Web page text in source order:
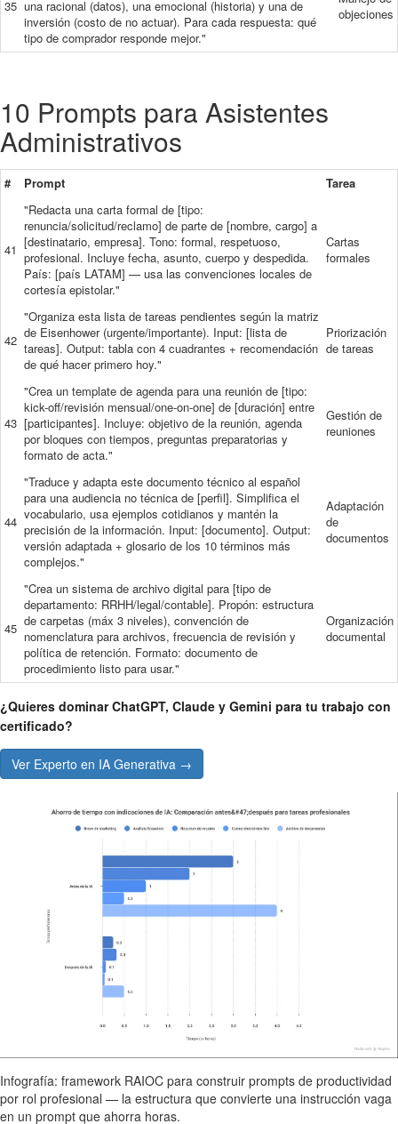
35 una racional (datos), una emocional (historia) y una de
inversión (costo de no actuar). Para cada respuesta: qué
tipo de comprador responde mejor."
objeciones
10 Prompts para Asistentes
Administrativos
# Prompt Tarea
41
"Redacta una carta formal de [tipo:
renuncia/solicitud/reclamo] de parte de [nombre, cargo] a
[destinatario, empresa]. Tono: formal, respetuoso,
profesional. Incluye fecha, asunto, cuerpo y despedida.
País: [país LATAM] — usa las convenciones locales de
cortesía epistolar."
Cartas
formales
42
"Organiza esta lista de tareas pendientes según la matriz
de Eisenhower (urgente/importante). Input: [lista de
tareas]. Output: tabla con 4 cuadrantes + recomendación
de qué hacer primero hoy."
Priorización
de tareas
43
"Crea un template de agenda para una reunión de [tipo:
kick-off/revisión mensual/one-on-one] de [duración] entre
[participantes]. Incluye: objetivo de la reunión, agenda
por bloques con tiempos, preguntas preparatorias y
formato de acta."
Gestión de
reuniones
44
"Traduce y adapta este documento técnico al español
para una audiencia no técnica de [perfil]. Simplifica el
vocabulario, usa ejemplos cotidianos y mantén la
precisión de la información. Input: [documento]. Output:
versión adaptada + glosario de los 10 términos más
complejos."
Adaptación
de
documentos
45
"Crea un sistema de archivo digital para [tipo de
departamento: RRHH/legal/contable]. Propón: estructura
de carpetas (máx 3 niveles), convención de
nomenclatura para archivos, frecuencia de revisión y
política de retención. Formato: documento de
procedimiento listo para usar."
Organización
documental
¿Quieres dominar ChatGPT, Claude y Gemini para tu trabajo con
certificado?
Ver Experto en IA Generativa →
Infografía: framework RAIOC para construir prompts de productividad
por rol profesional — la estructura que convierte una instrucción vaga
en un prompt que ahorra horas.